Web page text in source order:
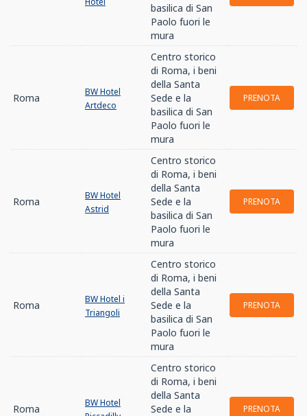
basilica di San
Paolo fuori le
mura
Roma
BW Hotel
Artdeco
Centro storico
di Roma, i beni
della Santa
Sede e la
basilica di San
Paolo fuori le
mura
PRENOTA
Roma
BW Hotel
Astrid
Centro storico
di Roma, i beni
della Santa
Sede e la
basilica di San
Paolo fuori le
mura
PRENOTA
Roma
BW Hotel i
Triangoli
Centro storico
di Roma, i beni
della Santa
Sede e la
basilica di San
Paolo fuori le
mura
PRENOTA
Roma
BW Hotel
Centro storico
di Roma, i beni
della Santa
Sede e la
PRENOTA